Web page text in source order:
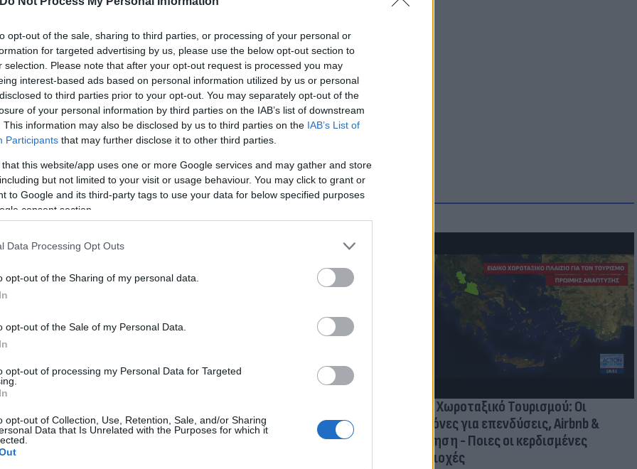
opt-out of the sale, sharing to third parties, or processing of your personal or
for targeted advertising by us, please use the below opt-out section to
selection. Please note that after your opt-out request is processed you may
interest-based ads based on personal information utilized by us or personal
to third parties prior to your opt-out. You may separately opt-out of the
of your personal information by third parties on the IAB’s list of downstream
This information may also be disclosed by us to third parties on the IAB’s List of
Participants that may further disclose it to other third parties.
that this website/app uses one or more Google services and may gather and store
but not limited to your visit or usage behaviour. You may click to grant or
to Google and its third-party tags to use your data for below specified purposes
consent section.
Data Processing Opt Outs
opt-out of the Sharing of my personal data.
opt-out of the Sale of my Personal Data.
opt-out of processing my Personal Data for Targeted
opt-out of Collection, Use, Retention, Sale, and/or Sharing
Data that Is Unrelated with the Purposes for which it
υπήρξε ένας
να δώσει μια
επιστήμονες ρίχνουν φως στις
"φιλίες" μεταξύ διαφορετικών ειδών
Νέο Χωροταξικό Τουρισμού: Οι
κανόνες για επενδύσεις, Airbnb &
δόμηση - Ποιες οι κερδισμένες
περιοχές